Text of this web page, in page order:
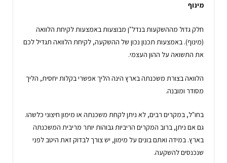
מינוף
חלק גדול מההשקעות בנדל"ן מבוצעות באמצעות לקיחת הלוואה
(מינוף). באמצעות תכנון נכון של ההשקעה, לקיחת הלוואה תגדיל לכם
את התשואה על ההון העצמי.
הלוואה בצורת משכנתה בארץ הינה הליך אפשרי בקלות יחסית, הליך
מסודר ומובנה.
בחו"ל, במקרים רבים, לא ניתן לקחת משכנתה או מימון חיצוני כלשהו.
גם אם ניתן, ברוב המקרים הריביות גבוהות יותר מריבית המשכנתה
בארץ. במידה ואתם בונים על מימון, יש צורך לבדוק זאת היטב לפני
שנכנסים להשקעה.